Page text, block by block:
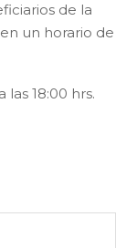
de la
un horario de
18:00 hrs.